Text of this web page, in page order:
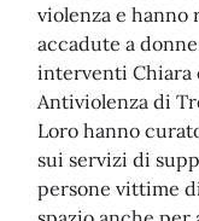
violenza e hanno
accadute a
interventi Chiara
Antiviolenza di
Loro hanno
sui servizi di
persone vittime